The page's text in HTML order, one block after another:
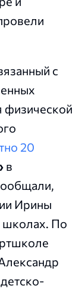
с
физической
20
в
Ирины
школах. По